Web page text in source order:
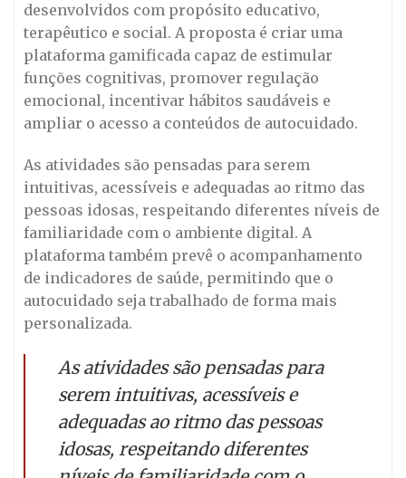
desenvolvidos com propósito educativo,
terapêutico e social. A proposta é criar uma
plataforma gamificada capaz de estimular
funções cognitivas, promover regulação
emocional, incentivar hábitos saudáveis e
ampliar o acesso a conteúdos de autocuidado.
As atividades são pensadas para serem
intuitivas, acessíveis e adequadas ao ritmo das
pessoas idosas, respeitando diferentes níveis de
familiaridade com o ambiente digital. A
plataforma também prevê o acompanhamento
de indicadores de saúde, permitindo que o
autocuidado seja trabalhado de forma mais
personalizada.
As atividades são pensadas para
serem intuitivas, acessíveis e
adequadas ao ritmo das pessoas
idosas, respeitando diferentes